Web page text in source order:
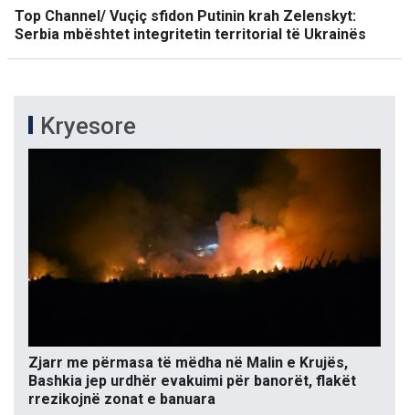
Top Channel/ Vuçiç sfidon Putinin krah Zelenskyt:
Serbia mbështet integritetin territorial të Ukrainës
Kryesore
Zjarr me përmasa të mëdha në Malin e Krujës,
Bashkia jep urdhër evakuimi për banorët, flakët
rrezikojnë zonat e banuara